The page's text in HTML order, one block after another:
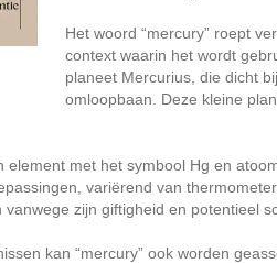
Het woord “mercury” roept
context waarin het wordt
planeet Mercurius, die dicht
omloopbaan. Deze kleine
element met het symbool Hg en
variërend van
zijn giftigheid en potentieel
kan “mercury” ook worden